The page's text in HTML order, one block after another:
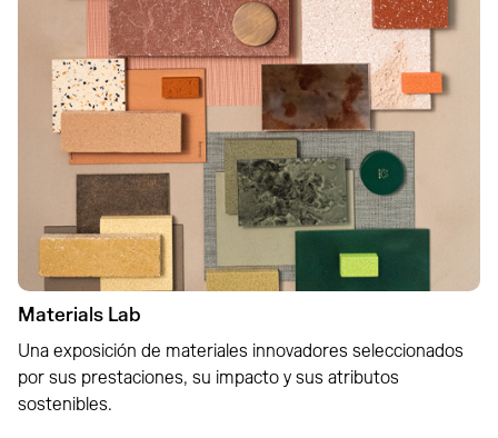
Materials Lab
Una exposición de materiales innovadores seleccionados
por sus prestaciones, su impacto y sus atributos
sostenibles.